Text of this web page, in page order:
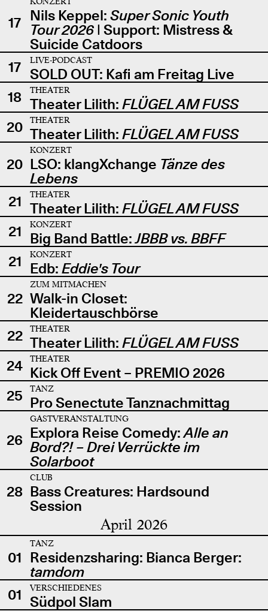
17 Nils Keppel: Super Sonic Youth
Tour 2026| Support: Mistress &
Suicide Catdoors
17
LIVE-PODCAST
SOLD OUT: Kafi am Freitag Live
18
THEATER
Theater Lilith: FLÜGEL AM FUSS
20
THEATER
Theater Lilith: FLÜGEL AM FUSS
20
KONZERT
LSO: klangXchange Tänze des
Lebens
21
THEATER
Theater Lilith: FLÜGEL AM FUSS
21
KONZERT
Big Band Battle:JBBB vs. BBFF
21
KONZERT
Edb: Eddie's Tour
22
ZUM MITMACHEN
Walk-in Closet:
Kleidertauschbörse
22
THEATER
Theater Lilith: FLÜGEL AM FUSS
24
THEATER
Kick Off Event – PREMIO 2026
25
TANZ
Pro Senectute Tanznachmittag
26
GASTVERANSTALTUNG
Explora Reise Comedy:Alle an
Bord?! – Drei Verrückte im
Solarboot
28
CLUB
Bass Creatures: Hardsound
Session
April 2026
01
TANZ
Residenzsharing: Bianca Berger:
tamdom
01
VERSCHIEDENES
Südpol Slam